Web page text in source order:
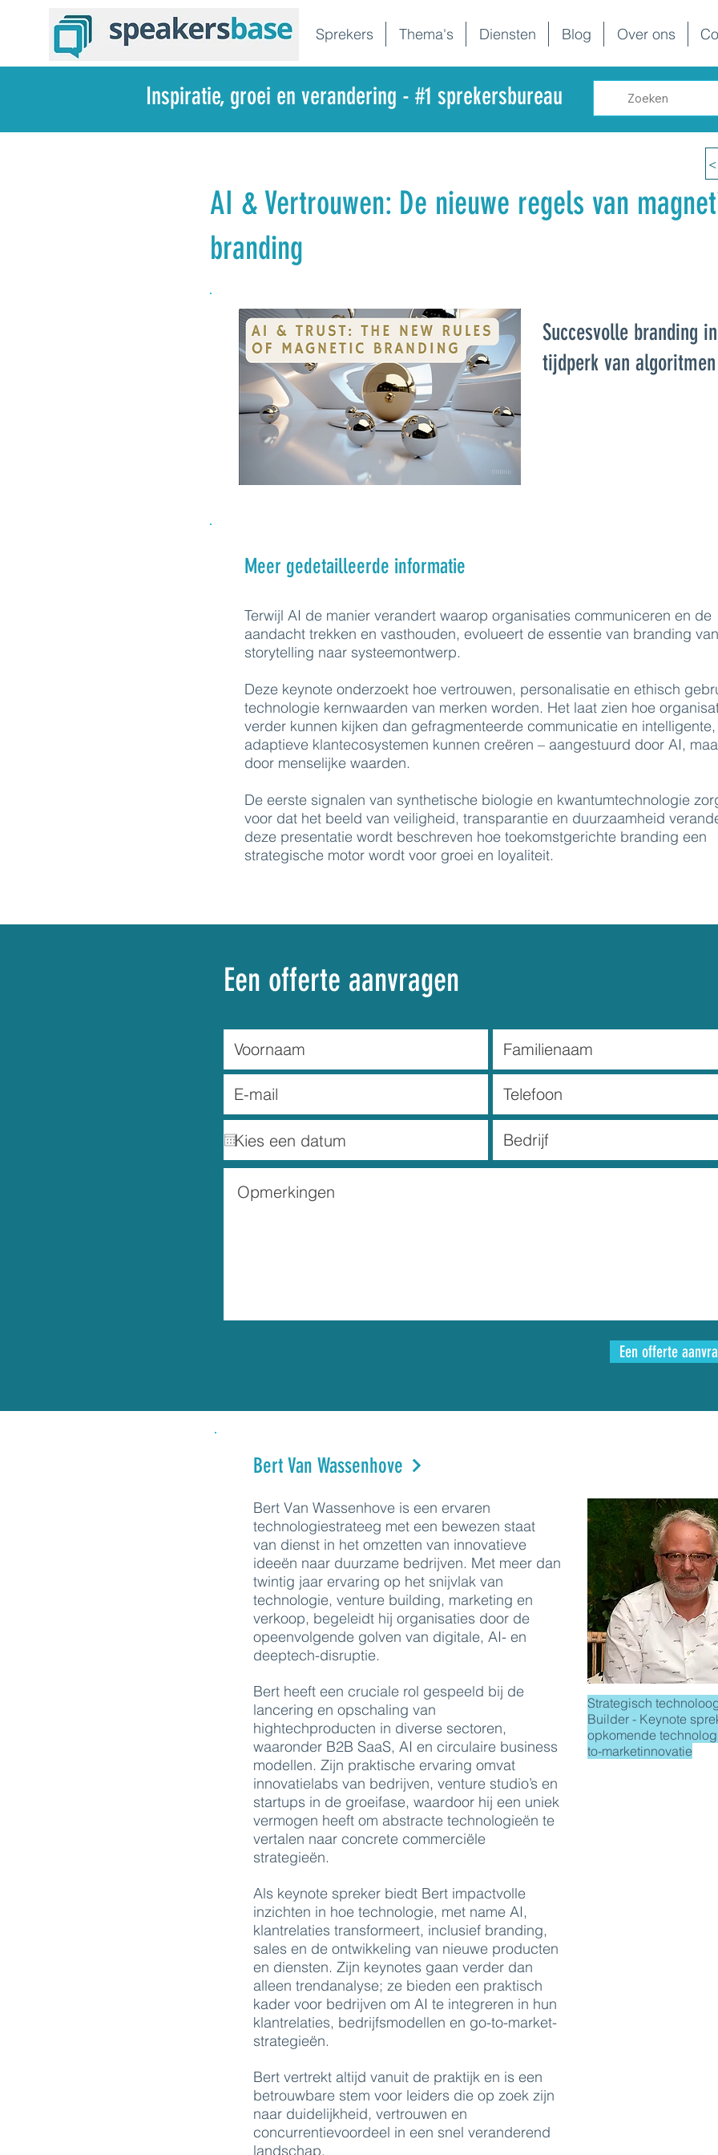
Sprekers Thema's Diensten Blog Over ons
AI & Vertrouwen: De nieuwe regels van
branding
Succesvolle branding
tijdperk van algoritmen
Meer gedetailleerde informatie
Terwijl AI de manier verandert waarop organisaties communiceren en de
aandacht trekken en vasthouden, evolueert de essentie van branding van
storytelling naar systeemontwerp.
Deze keynote onderzoekt hoe vertrouwen, personalisatie en ethisch
technologie kernwaarden van merken worden. Het laat zien hoe
verder kunnen kijken dan gefragmenteerde communicatie en intelligente,
adaptieve klantecosystemen kunnen creëren – aangestuurd door AI,
door menselijke waarden.
De eerste signalen van synthetische biologie en kwantumtechnologie
voor dat het beeld van veiligheid, transparantie en duurzaamheid
deze presentatie wordt beschreven hoe toekomstgerichte branding een
strategische motor wordt voor groei en loyaliteit.
Een offerte aanvragen
Een offerte
Bert Van Wassenhove
Bert Van Wassenhove is een ervaren
technologiestrateeg met een bewezen staat
van dienst in het omzetten van innovatieve
ideeën naar duurzame bedrijven. Met meer dan
twintig jaar ervaring op het snijvlak van
technologie, venture building, marketing en
verkoop, begeleidt hij organisaties door de
opeenvolgende golven van digitale, AI- en
deeptech-disruptie.
Bert heeft een cruciale rol gespeeld bij de
lancering en opschaling van
hightechproducten in diverse sectoren,
waaronder B2B SaaS, AI en circulaire business
modellen. Zijn praktische ervaring omvat
innovatielabs van bedrijven, venture studio’s en
startups in de groeifase, waardoor hij een uniek
vermogen heeft om abstracte technologieën te
vertalen naar concrete commerciële
strategieën.
Als keynote spreker biedt Bert impactvolle
inzichten in hoe technologie, met name AI,
klantrelaties transformeert, inclusief branding,
sales en de ontwikkeling van nieuwe producten
en diensten. Zijn keynotes gaan verder dan
alleen trendanalyse; ze bieden een praktisch
kader voor bedrijven om AI te integreren in hun
klantrelaties, bedrijfsmodellen en go-to-market-
strategieën.
Bert vertrekt altijd vanuit de praktijk en is een
betrouwbare stem voor leiders die op zoek zijn
naar duidelijkheid, vertrouwen en
concurrentievoordeel in een snel veranderend
landschap.
Strategisch
Builder - Keynote
opkomende
to-marketinnovatie
Inspiratie, groei en verandering - #1 sprekersbureau